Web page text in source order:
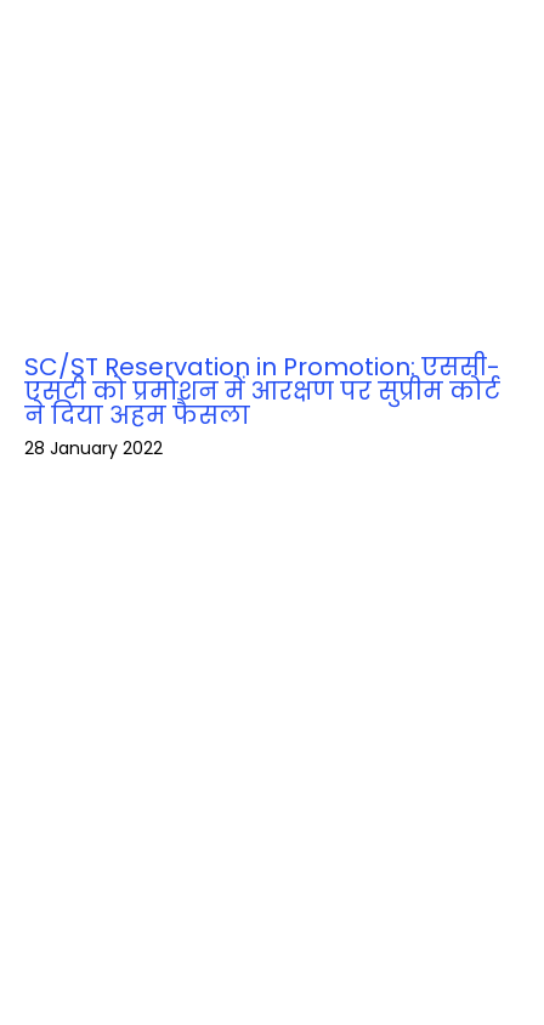
SC/ST Reservation in Promotion: एससी-
एसटी को प्रमोशन में आरक्षण पर सुप्रीम कोर्ट
ने दिया अहम फैसला
28 January 2022